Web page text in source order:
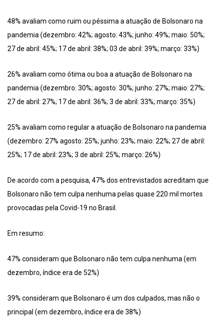
48% avaliam como ruim ou péssima a atuação de Bolsonaro na
pandemia (dezembro: 42%; agosto: 43%; junho: 49%; maio: 50%;
27 de abril: 45%; 17 de abril: 38%; 03 de abril: 39%; março: 33%)
26% avaliam como ótima ou boa a atuação de Bolsonaro na
pandemia (dezembro: 30%; agosto: 30%; junho: 27%; maio: 27%;
27 de abril: 27%; 17 de abril: 36%; 3 de abril: 33%; março: 35%)
25% avaliam como regular a atuação de Bolsonaro na pandemia
(dezembro: 27% agosto: 25%; junho: 23%; maio: 22%; 27 de abril:
25%; 17 de abril: 23%; 3 de abril: 25%; março: 26%)
De acordo com a pesquisa, 47% dos entrevistados acreditam que
Bolsonaro não tem culpa nenhuma pelas quase 220 mil mortes
provocadas pela Covid-19 no Brasil.
Em resumo:
47% consideram que Bolsonaro não tem culpa nenhuma (em
dezembro, índice era de 52%)
39% consideram que Bolsonaro é um dos culpados, mas não o
principal (em dezembro, índice era de 38%)